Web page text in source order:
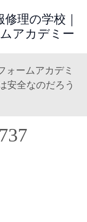
修理の学校｜
アカデミー
ォームアカデミ
安全なのだろう